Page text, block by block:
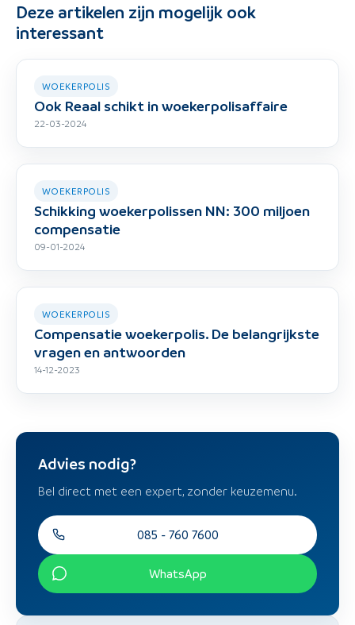
Deze artikelen zijn mogelijk ook
interessant
WOEKERPOLIS
Ook Reaal schikt in woekerpolisaffaire
22-03-2024
WOEKERPOLIS
Schikking woekerpolissen NN: 300 miljoen
compensatie
09-01-2024
WOEKERPOLIS
Compensatie woekerpolis. De belangrijkste
vragen en antwoorden
14-12-2023
Advies nodig?
Bel direct met een expert, zonder keuzemenu.
085 - 760 7600
WhatsApp